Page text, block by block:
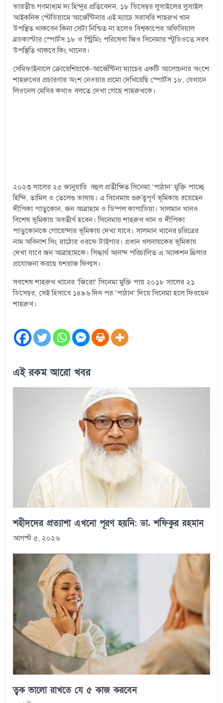
ভারতীয় গণমাধ্যম দ্য হিন্দুর প্রতিবেদন, ১৮ ডিসেম্বর লুসাইলের লুসাইল
আইকনিক স্টেডিয়ামে আর্জেন্টিনার এই ম্যাচে সরাসরি শাহরুখ খান
উপস্থিত থাকবেন কিনা সেটা নিশ্চিত না হলেও বিশ্বকাপের অফিসিয়াল
ব্রডকাস্টার স্পোর্টস ১৮ ও স্ট্রিমিং পরিষেবা জিও সিনেমার স্টুডিওতে সরব
উপস্থিতি থাকবে কিং খানের।
সেমিফাইনালে ক্রোয়েশিয়াকে-আর্জেন্টিনা ম্যাচের একটি আলোচনার অংশে
শাহরুখের প্রচারণার অংশ নেওয়ার প্রমো দেখিয়েছি স্পোর্টস ১৮, যেখানে
লিওনেল মেসির কথাও বলতে দেখা গেছে শাহরুখকে।
২০২৩ সালের ২৫ জানুয়ারি বহুল প্রতীক্ষিত সিনেমা ‘পাঠান’ মুক্তি পাচ্ছে
হিন্দি, তামিল ও তেলেগু ভাষায়। এ সিনেমায় গুরুত্বপূর্ণ ভূমিকায় রয়েছেন
দীপিকা পাড়ুকোন, জন আব্রাহাম ও ডিম্পল কাপাডিয়া। সালমান খানও
বিশেষ ভূমিকায় অবতীর্ণ হবেন। সিনেমায় শাহরুখ খান ও দীপিকা
পাড়ুকোনকে গোয়েন্দার ভূমিকায় দেখা যাবে। সালমান খানের চরিত্রের
নাম অবিনাশ সিং রাঠোর ওরফে টাইগার। প্রধান খলনায়কের ভূমিকায়
দেখা যাবে জন আব্রাহামকে। সিদ্ধার্থ আনন্দ পরিচালিত এ অ্যাকশন থ্রিলার
প্রযোজনা করছে যশরাজ ফিল্মস।
সবশেষ শাহরুখ খানের ‘জিরো’ সিনেমা মুক্তি পায় ২০১৮ সালের ২১
ডিসেম্বর; সেই হিসাবে ১৪৯৬ দিন পর ‘পাঠান’ দিয়ে সিনেমা হলে ফিরছেন
শাহরুখ।
এই রকম আরো খবর
শহীদদের প্রত্যাশা এখনো পূরণ হয়নি: ডা. শফিকুর রহমান
আগস্ট ৫, ২০২৬
ত্বক ভালো রাখতে যে ৫ কাজ করবেন